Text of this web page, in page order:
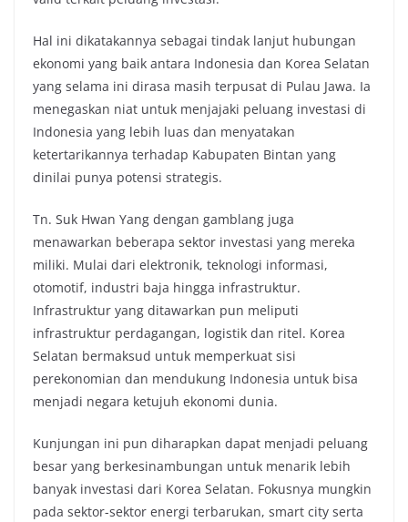
Hal ini dikatakannya sebagai tindak lanjut hubungan
ekonomi yang baik antara Indonesia dan Korea Selatan
yang selama ini dirasa masih terpusat di Pulau Jawa. Ia
menegaskan niat untuk menjajaki peluang investasi di
Indonesia yang lebih luas dan menyatakan
ketertarikannya terhadap Kabupaten Bintan yang
dinilai punya potensi strategis.
Tn. Suk Hwan Yang dengan gamblang juga
menawarkan beberapa sektor investasi yang mereka
miliki. Mulai dari elektronik, teknologi informasi,
otomotif, industri baja hingga infrastruktur.
Infrastruktur yang ditawarkan pun meliputi
infrastruktur perdagangan, logistik dan ritel. Korea
Selatan bermaksud untuk memperkuat sisi
perekonomian dan mendukung Indonesia untuk bisa
menjadi negara ketujuh ekonomi dunia.
Kunjungan ini pun diharapkan dapat menjadi peluang
besar yang berkesinambungan untuk menarik lebih
banyak investasi dari Korea Selatan. Fokusnya mungkin
pada sektor-sektor energi terbarukan, smart city serta